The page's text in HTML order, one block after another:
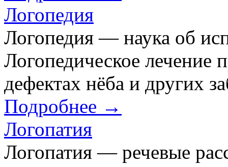
Логопедия
Логопедия — наука об
Логопедическое лечение
дефектах нёба и других
Подробнее →
Логопатия
Логопатия — речевые